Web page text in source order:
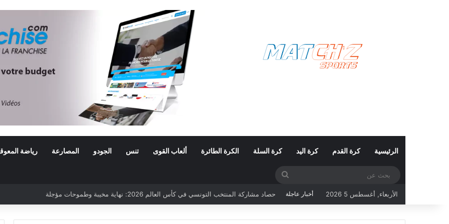
الرئيسية كرة القدم كرة اليد كرة السلة الكرة الطائرة ألعاب القوى تنس الجودو المصارعة رياضة
عن
الأربعاء, أغسطس 5 2026 أخبار عاجلة